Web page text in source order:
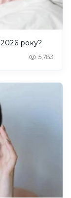
2026 року?
5,783